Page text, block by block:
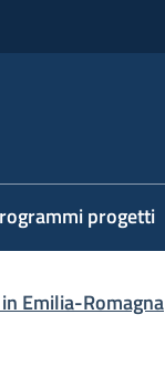
progetti
Emilia-Romagna